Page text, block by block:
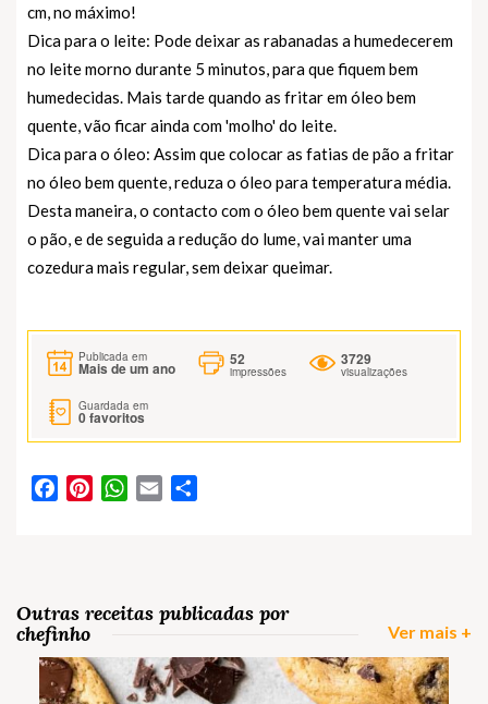
cm, no máximo!
Dica para o leite: Pode deixar as rabanadas a humedecerem
no leite morno durante 5 minutos, para que fiquem bem
humedecidas. Mais tarde quando as fritar em óleo bem
quente, vão ficar ainda com 'molho' do leite.
Dica para o óleo: Assim que colocar as fatias de pão a fritar
no óleo bem quente, reduza o óleo para temperatura média.
Desta maneira, o contacto com o óleo bem quente vai selar
o pão, e de seguida a redução do lume, vai manter uma
cozedura mais regular, sem deixar queimar.
Publicada em
Mais de um ano
52
impressões
3729
visualizações
Guardada em
0favoritos
FacebookPinterestWhatsApp
Email
Outras receitas publicadas por
chefinho
Ver mais +